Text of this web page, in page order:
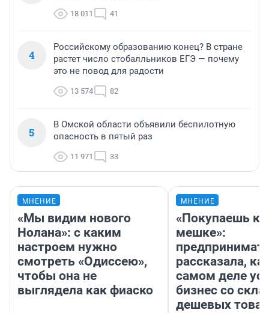
18 011 41
4
Российскому образованию конец? В стране
растет число стобалльников ЕГЭ — почему
это не повод для радости
13 574 82
5
В Омской области объявили беспилотную
опасность в пятый раз
11 971 33
МНЕНИЕ
«Мы видим нового
Нолана»: с каким
настроем нужно
смотреть «Одиссею»,
чтобы она не
выглядела как фиаско
МНЕНИЕ
«Покупаешь
мешке»:
рассказала,
самом деле
бизнес со
дешевых